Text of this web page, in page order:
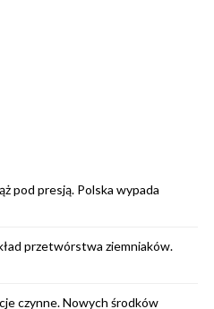
pod presją. Polska wypada
przetwórstwa ziemniaków.
czynne. Nowych środków